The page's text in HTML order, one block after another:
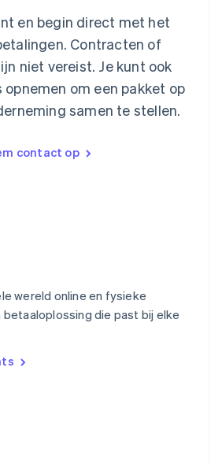
en begin direct met het
Contracten of
niet vereist. Je kunt ook
om een pakket op
samen te stellen.
contact op
wereld online en fysieke
die past bij elke